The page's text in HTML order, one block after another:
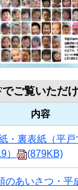
でご覧いただ
内容
・裏表紙（平戸
）
(879KB)
のあいさつ・平